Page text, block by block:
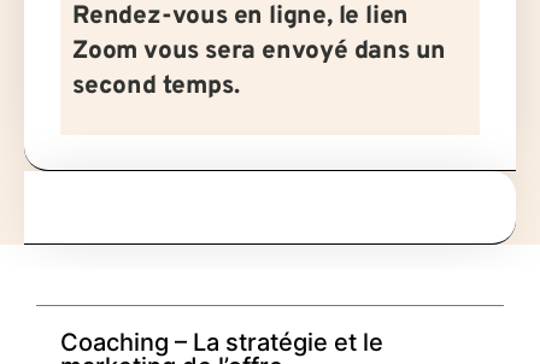
Rendez-vous en ligne, le lien
Zoom vous sera envoyé dans un
second temps.
Coaching – La stratégie et le